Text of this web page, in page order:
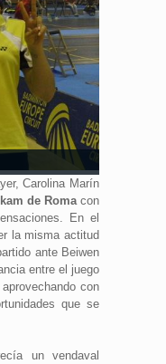
Carolina Marín
de Romacon
En el
la misma actitud
ante Beiwen
entre el juego
con
que se
un vendaval